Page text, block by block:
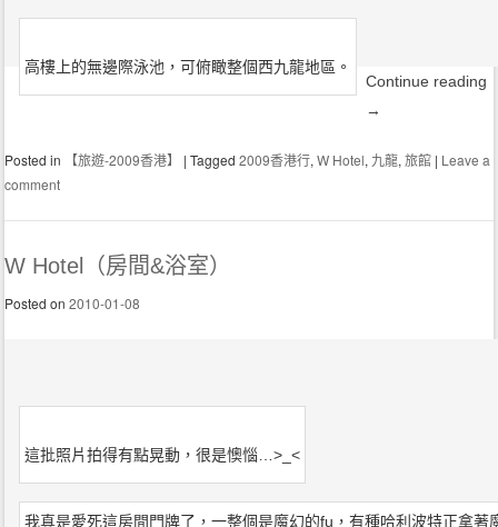
高樓上的無邊際泳池，可俯瞰整個西九龍地區。
Continue reading
→
Posted in 【旅遊-2009香港】 |Tagged2009香港行,W Hotel, 九龍,旅館 | Leave a
comment
W Hotel（房間&浴室）
Posted on2010-01-08
這批照片拍得有點晃動，很是懊惱…>_<
我真是愛死這房間門牌了，一整個是魔幻的fu，有種哈利波特正拿著